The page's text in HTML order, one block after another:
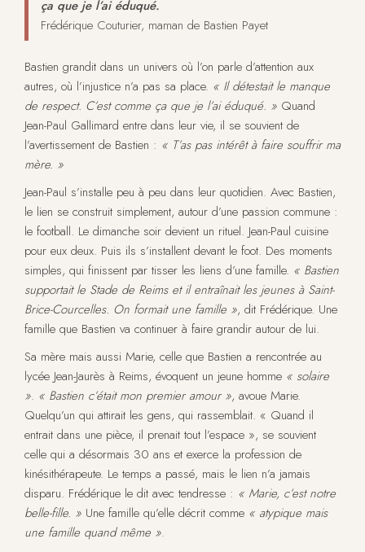
ça que je l’ai éduqué.
Frédérique Couturier, maman de Bastien Payet
Bastien grandit dans un univers où l’on parle d’attention aux
autres, où l’injustice n’a pas sa place. « Il détestait le manque
de respect. C’est comme ça que je l’ai éduqué. » Quand
Jean-Paul Gallimard entre dans leur vie, il se souvient de
l’avertissement de Bastien : « T’as pas intérêt à faire souffrir ma
mère. »
Jean-Paul s’installe peu à peu dans leur quotidien. Avec Bastien,
le lien se construit simplement, autour d’une passion commune :
le football. Le dimanche soir devient un rituel. Jean-Paul cuisine
pour eux deux. Puis ils s’installent devant le foot. Des moments
simples, qui finissent par tisser les liens d’une famille. « Bastien
supportait le Stade de Reims et il entraînait les jeunes à Saint-
Brice-Courcelles. On formait une famille », dit Frédérique. Une
famille que Bastien va continuer à faire grandir autour de lui.
Sa mère mais aussi Marie, celle que Bastien a rencontrée au
lycée Jean-Jaurès à Reims, évoquent un jeune homme « solaire
». « Bastien c’était mon premier amour », avoue Marie.
Quelqu’un qui attirait les gens, qui rassemblait. « Quand il
entrait dans une pièce, il prenait tout l’espace », se souvient
celle qui a désormais 30 ans et exerce la profession de
kinésithérapeute. Le temps a passé, mais le lien n’a jamais
disparu. Frédérique le dit avec tendresse : « Marie, c’est notre
belle-fille. » Une famille qu’elle décrit comme « atypique mais
une famille quand même ».